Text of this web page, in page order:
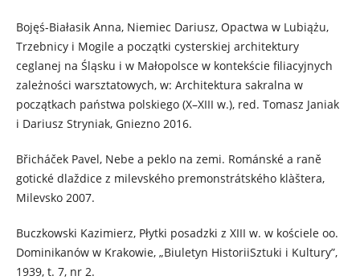
Bojęś-Białasik Anna, Niemiec Dariusz, Opactwa w Lubiążu,
Trzebnicy i Mogile a początki cysterskiej architektury
ceglanej na Śląsku i w Małopolsce w kontekście filiacyjnych
zależności warsztatowych, w: Architektura sakralna w
początkach państwa polskiego (X–XIII w.), red. Tomasz Janiak
i Dariusz Stryniak, Gniezno 2016.
Břicháček Pavel, Nebe a peklo na zemi. Románské a raně
gotické dlaždice z milevského premonstrátského klàštera,
Milevsko 2007.
Buczkowski Kazimierz, Płytki posadzki z XIII w. w kościele oo.
Dominikanów w Krakowie, „Biuletyn HistoriiSztuki i Kultury”,
1939, t. 7, nr 2.